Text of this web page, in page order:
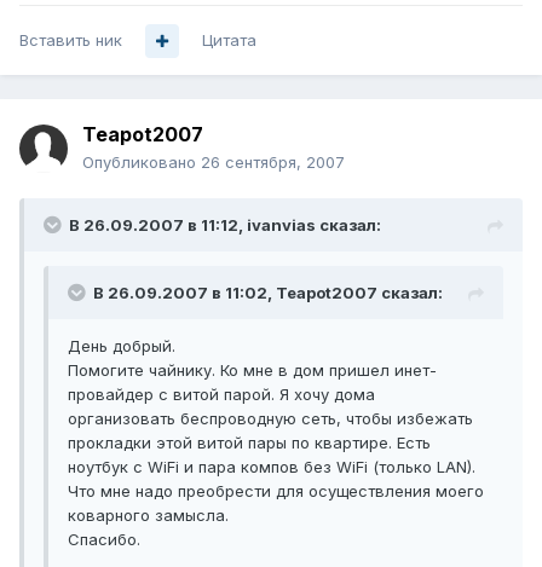
Вставить ник Цитата
Teapot2007
Опубликовано 26 сентября, 2007
В 26.09.2007 в 11:12, ivanvias сказал:
В 26.09.2007 в 11:02, Teapot2007 сказал:
День добрый.
Помогите чайнику. Ко мне в дом пришел инет-
провайдер с витой парой. Я хочу дома
организовать беспроводную сеть, чтобы избежать
прокладки этой витой пары по квартире. Есть
ноутбук с WiFi и пара компов без WiFi (только LAN).
Что мне надо преобрести для осуществления моего
коварного замысла.
Спасибо.